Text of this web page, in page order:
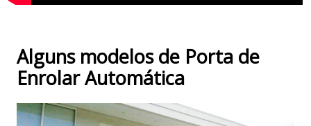
Alguns modelos de Porta de
Enrolar Automática